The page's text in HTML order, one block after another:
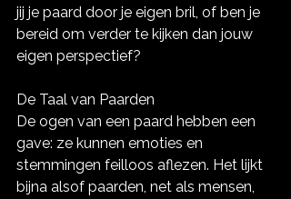
jij je paard door je eigen bril, of ben je
bereid om verder te kijken dan jouw
eigen perspectief?
De Taal van Paarden
De ogen van een paard hebben een
gave: ze kunnen emoties en
stemmingen feilloos aflezen. Het lijkt
bijna alsof paarden, net als mensen,